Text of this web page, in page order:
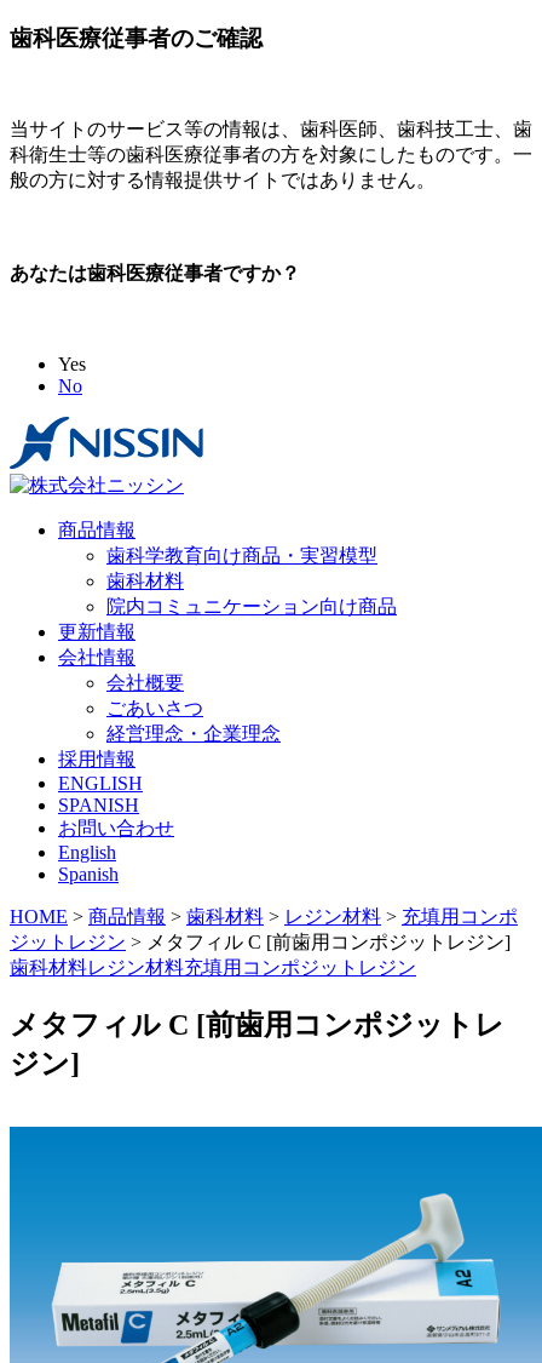
歯科医療従事者のご確認
当サイトのサービス等の情報は、歯科医師、歯科技工士、歯
科衛生士等の歯科医療従事者の方を対象にしたものです。一
般の方に対する情報提供サイトではありません。
あなたは歯科医療従事者ですか？
Yes
No
商品情報
歯科学教育向け商品・実習模型
歯科材料
院内コミュニケーション向け商品
更新情報
会社情報
会社概要
ごあいさつ
経営理念・企業理念
採用情報
ENGLISH
SPANISH
お問い合わせ
English
Spanish
HOME > 商品情報 > 歯科材料 > レジン材料 > 充填用コンポ
ジットレジン > メタフィル C [前歯用コンポジットレジン]
歯科材料レジン材料充填用コンポジットレジン
メタフィル C [前歯用コンポジットレ
ジン]